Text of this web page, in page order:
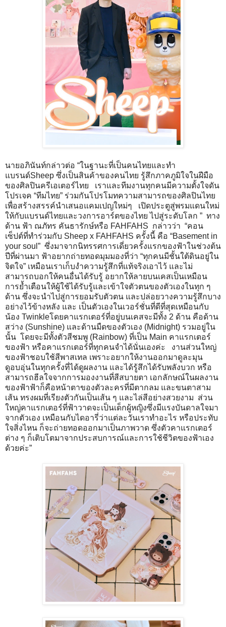
นายอภินันท์กล่าวต่อ “ในฐานะที่เป็นคนไทยและทำ
แบรนด์Sheep ซึ่งเป็นสินค้าของคนไทย รู้สึกภาคภูมิใจในฝีมือ
ของศิลปินครีเอเตอร์ไทย เราและทีมงานทุกคนมีความตั้งใจดัน
โปรเจค “ทีมไทย” ร่วมกันโปรโมทความสามารถของศิลปินไทย
เพื่อสร้างสรรค์นำเสนอแคมเปญใหม่ๆ เปิดประตูสู่พรมแดนใหม่
ให้กับแบรนด์ไทยและวงการอาร์ตของไทย ไปสู่ระดับโลก ” ทาง
ด้าน ฟ้า ณภัทร คันธารักษ์หรือ FAHFAHS กล่าวว่า “คอน
เซ็ปต์ที่ทำร่วมกับ Sheep x FAHFAHS ครั้งนี้ คือ “Basement in
your soul” ซึ่งมาจากนิทรรศการเดี่ยวครั้งแรกของฟ้าในช่วงต้น
ปีที่ผ่านมา ฟ้าอยากถ่ายทอดมุมมองที่ว่า “ทุกคนมีชั้นใต้ดินอยู่ใน
จิตใจ” เหมือนเราเก็บงำความรู้สึกที่แท้จริงเอาไว้ และไม่
สามารถบอกให้คนอื่นได้รับรู้ อยากให้ลายบนเคสเป็นเหมือน
การย้ำเตือนให้ผู้ใช้ได้รับรู้และเข้าใจตัวตนของตัวเองในทุก ๆ
ด้าน ซึ่งจะนำไปสู่การยอมรับตัวตน และปล่อยวางความรู้สึกบาง
อย่างไว้ข้างหลัง และ เป็นตัวเองในเวอร์ชั่นที่ดีที่สุดเหมือนกับ
น้อง Twinkleโดยคาแรกเตอร์ที่อยู่บนเคสจะมีทั้ง 2 ด้าน คือด้าน
สว่าง (Sunshine) และด้านมืดของตัวเอง (Midnight) รวมอยู่ใน
นั้น โดยจะมีทั้งตัวสีชมพู (Rainbow) ที่เป็น Main คาแรกเตอร์
ของฟ้า หรือคาแรกเตอร์ที่ทุกคนจำได้นั่นเองค่ะ งานส่วนใหญ่
ของฟ้าชอบใช้สีพาสเทล เพราะอยากให้งานออกมาดูละมุน
ดูอบอุ่นในทุกครั้งที่ได้ดูผลงาน และได้รู้สึกได้รับพลังบวก หรือ
สามารถฮีลใจจากการมองงานที่สีสบายตา เอกลักษณ์ในผลงาน
ของฟ้าฟ้าก็คือหน้าตาของตัวละครที่มีตากลม และขนตาสาม
เส้น ทรงผมที่เรียงตัวกันเป็นเส้น ๆ และไล่สีอย่างสวยงาม ส่วน
ใหญ่คาแรกเตอร์ที่ฟ้าวาดจะเป็นเด็กผู้หญิงซึ่งมีแรงบันดาลใจมา
จากตัวเอง เหมือนกับไดอารี่ว่าแต่ละวันเราทำอะไร หรือประทับ
ใจสิ่งไหน ก็จะถ่ายทอดออกมาเป็นภาพวาด ซึ่งตัวคาแรกเตอร์
ต่าง ๆ ก็เติบโตมาจากประสบการณ์และการใช้ชีวิตของฟ้าเอง
ด้วยค่ะ”